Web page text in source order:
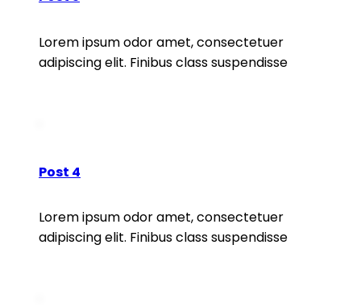
Lorem ipsum odor amet, consectetuer
adipiscing elit. Finibus class suspendisse
Post 4
Lorem ipsum odor amet, consectetuer
adipiscing elit. Finibus class suspendisse